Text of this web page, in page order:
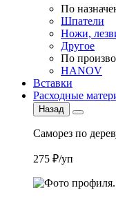
По
Шпатели
Ножи,
Другое
По
HANOV
Вставки
Расходные
Назад
Саморез по
275 ₽/уп